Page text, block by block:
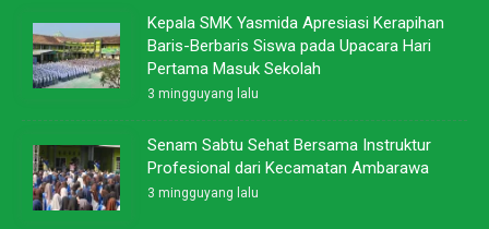
Kepala SMK Yasmida Apresiasi Kerapihan
Baris-Berbaris Siswa pada Upacara Hari
Pertama Masuk Sekolah
3 mingguyang lalu
Senam Sabtu Sehat Bersama Instruktur
Profesional dari Kecamatan Ambarawa
3 mingguyang lalu